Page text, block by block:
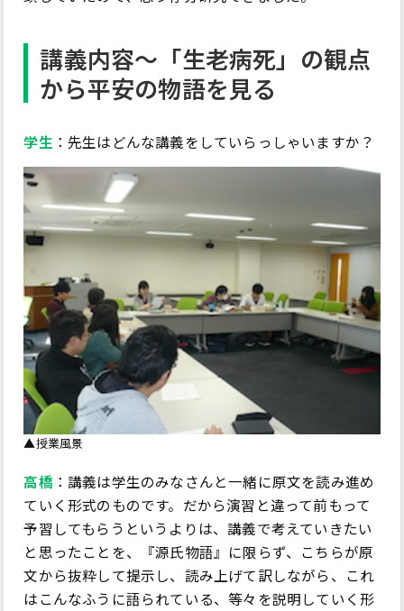
講義内容～「生老病死」の観点
から平安の物語を見る
学生 ：先生はどんな講義をしていらっしゃいますか？
▲授業風景
高橋：講義は学生のみなさんと一緒に原文を読み進め
ていく形式のものです。だから演習と違って前もって
予習してもらうというよりは、講義で考えていきたい
と思ったことを、『源氏物語』に限らず、こちらが原
文から抜粋して提示し、読み上げて訳しながら、これ
はこんなふうに語られている、等々を説明していく形